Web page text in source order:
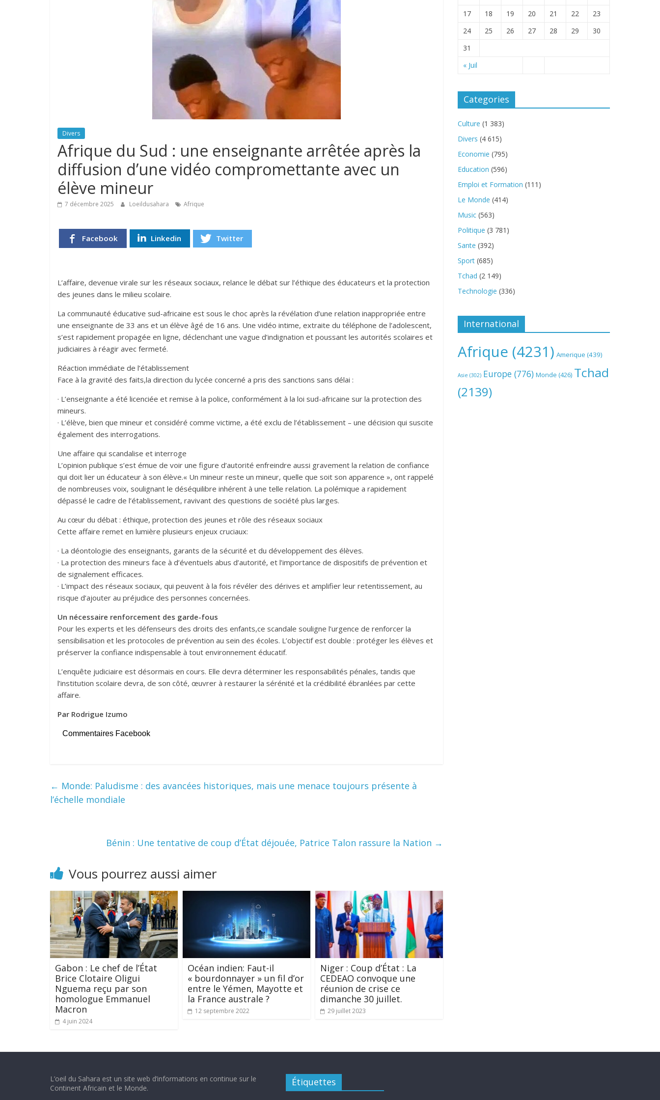
Divers
Afrique du Sud : une enseignante arrêtée après la
diffusion d’une vidéo compromettante avec un
élève mineur
7 décembre 2025 Loeildusahara Afrique
Facebook Linkedin Twitter
L’affaire, devenue virale sur les réseaux sociaux, relance le débat sur l’éthique des éducateurs et la protection
des jeunes dans le milieu scolaire.
La communauté éducative sud-africaine est sous le choc après la révélation d’une relation inappropriée entre
une enseignante de 33 ans et un élève âgé de 16 ans. Une vidéo intime, extraite du téléphone de l’adolescent,
s’est rapidement propagée en ligne, déclenchant une vague d’indignation et poussant les autorités scolaires et
judiciaires à réagir avec fermeté.
Réaction immédiate de l’établissement
Face à la gravité des faits,la direction du lycée concerné a pris des sanctions sans délai :
· L’enseignante a été licenciée et remise à la police, conformément à la loi sud-africaine sur la protection des
mineurs.
· L’élève, bien que mineur et considéré comme victime, a été exclu de l’établissement – une décision qui suscite
également des interrogations.
Une affaire qui scandalise et interroge
L’opinion publique s’est émue de voir une figure d’autorité enfreindre aussi gravement la relation de confiance
qui doit lier un éducateur à son élève.« Un mineur reste un mineur, quelle que soit son apparence », ont rappelé
de nombreuses voix, soulignant le déséquilibre inhérent à une telle relation. La polémique a rapidement
dépassé le cadre de l’établissement, ravivant des questions de société plus larges.
Au cœur du débat : éthique, protection des jeunes et rôle des réseaux sociaux
Cette affaire remet en lumière plusieurs enjeux cruciaux:
· La déontologie des enseignants, garants de la sécurité et du développement des élèves.
· La protection des mineurs face à d’éventuels abus d’autorité, et l’importance de dispositifs de prévention et
de signalement efficaces.
· L’impact des réseaux sociaux, qui peuvent à la fois révéler des dérives et amplifier leur retentissement, au
risque d’ajouter au préjudice des personnes concernées.
Un nécessaire renforcement des garde-fous
Pour les experts et les défenseurs des droits des enfants,ce scandale souligne l’urgence de renforcer la
sensibilisation et les protocoles de prévention au sein des écoles. L’objectif est double : protéger les élèves et
préserver la confiance indispensable à tout environnement éducatif.
L’enquête judiciaire est désormais en cours. Elle devra déterminer les responsabilités pénales, tandis que
l’institution scolaire devra, de son côté, œuvrer à restaurer la sérénité et la crédibilité ébranlées par cette
affaire.
Par Rodrigue Izumo
Commentaires Facebook
← Monde: Paludisme : des avancées historiques, mais une menace toujours présente à
l’échelle mondiale
Bénin : Une tentative de coup d’État déjouée, Patrice Talon rassure la Nation →
Vous pourrez aussi aimer
Gabon : Le chef de l’État
Brice Clotaire Oligui
Nguema reçu par son
homologue Emmanuel
Macron
4 juin 2024
Océan indien: Faut-il
« bourdonnayer » un fil d’or
entre le Yémen, Mayotte et
la France australe ?
12 septembre 2022
Niger : Coup d’État : La
CEDEAO convoque une
réunion de crise ce
dimanche 30 juillet.
29 juillet 2023
« Juil
17
18 19 20 21 22
23
24
25 26 27 28 29
30
31
Categories
Culture (1 383)
Divers (4 615)
Economie (795)
Education (596)
Emploi et Formation (111)
Le Monde (414)
Music (563)
Politique (3 781)
Sante (392)
Sport (685)
Tchad (2 149)
Technologie (336)
International
Afrique (4231) Amerique (439)
Asie (302) Europe (776) Monde (426) Tchad
(2139)
L’oeil du Sahara est un site web d’informations en continue sur le
Continent Africain et le Monde.
Étiquettes